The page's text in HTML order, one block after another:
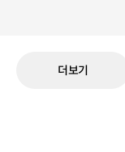
더보기